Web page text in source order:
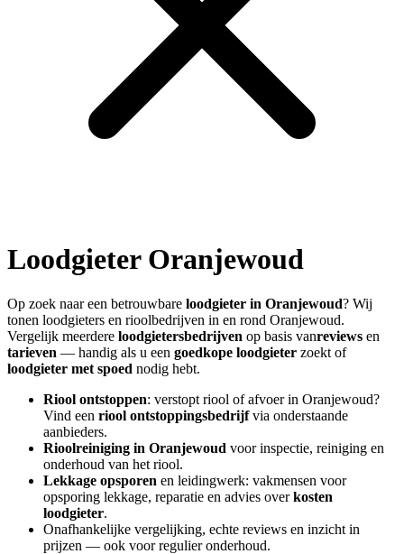
Loodgieter Oranjewoud
Op zoek naar een betrouwbare loodgieter in Oranjewoud? Wij
tonen loodgieters en rioolbedrijven in en rond Oranjewoud.
Vergelijk meerdere loodgietersbedrijven op basis vanreviews en
tarieven — handig als u een goedkope loodgieter zoekt of
loodgieter met spoed nodig hebt.
Riool ontstoppen: verstopt riool of afvoer in Oranjewoud?
Vind een riool ontstoppingsbedrijfvia onderstaande
aanbieders.
Rioolreiniging in Oranjewoud voor inspectie, reiniging en
onderhoud van het riool.
Lekkage opsporen en leidingwerk: vakmensen voor
opsporing lekkage, reparatie en advies overkosten
loodgieter.
Onafhankelijke vergelijking, echte reviews en inzicht in
prijzen — ook voor regulier onderhoud.